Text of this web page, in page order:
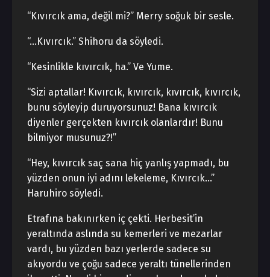
“Kıvırcık ama, değil mi?” Merry soğuk bir sesle.
“…Kıvırcık.” Shihoru da söyledi.
“Kesinlikle kıvırcık, ha.” Ve Yume.
“Sizi aptallar! Kıvırcık, kıvırcık, kıvırcık, kıvırcık,
bunu söyleyip duruyorsunuz! Bana kıvırcık
diyenler gerçekten kıvırcık olanlardır! Bunu
bilmiyor musunuz?!”
“Hey, kıvırcık saç sana hiç yanlış yapmadı, bu
yüzden onun iyi adını lekeleme, Kıvırcık…”
Haruhiro söyledi.
Etrafına bakınırken iç çekti. Herbesit’in
yeraltında aslında su kemerleri ve mezarlar
vardı, bu yüzden bazı yerlerde sadece su
akıyordu ve çoğu sadece yeraltı tünellerinden